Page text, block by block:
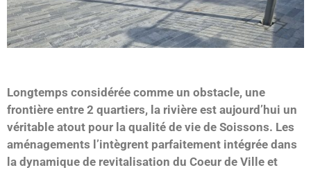
Longtemps considérée comme un obstacle, une
frontière entre 2 quartiers, la rivière est aujourd’hui un
véritable atout pour la qualité de vie de Soissons. Les
aménagements l’intègrent parfaitement intégrée dans
la dynamique de revitalisation du Coeur de Ville et